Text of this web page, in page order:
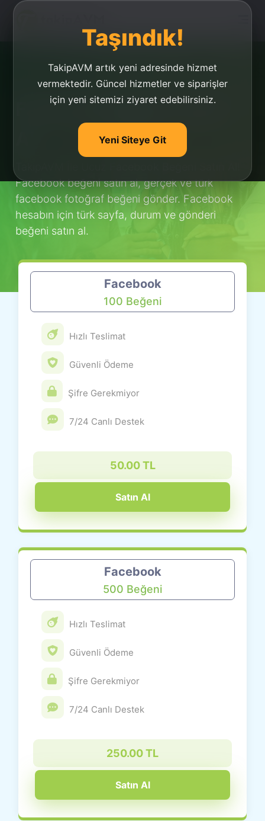
Taşındık!
TakipAVM artık yeni adresinde hizmet
vermektedir. Güncel hizmetler ve siparişler
için yeni sitemizi ziyaret edebilirsiniz.
Yeni Siteye Git
Facebook Beğeni Satın
Facebook beğeni satın al, gerçek ve türk
facebook fotoğraf beğeni gönder. Facebook
hesabın için türk sayfa, durum ve gönderi
beğeni satın al.
Facebook
100 Beğeni
Hızlı Teslimat
Güvenli Ödeme
Şifre Gerekmiyor
7/24 Canlı Destek
50.00 TL
Satın Al
Facebook
500 Beğeni
Hızlı Teslimat
Güvenli Ödeme
Şifre Gerekmiyor
7/24 Canlı Destek
250.00 TL
Satın Al